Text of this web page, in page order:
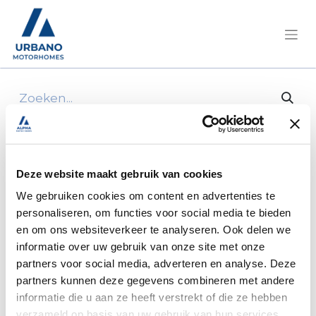
Deze website maakt gebruik van cookies
We gebruiken cookies om content en advertenties te
personaliseren, om functies voor social media te bieden
en om ons websiteverkeer te analyseren. Ook delen we
informatie over uw gebruik van onze site met onze
partners voor social media, adverteren en analyse. Deze
partners kunnen deze gegevens combineren met andere
informatie die u aan ze heeft verstrekt of die ze hebben
Alle producten
8mm T-fitting, steel compression fitting for